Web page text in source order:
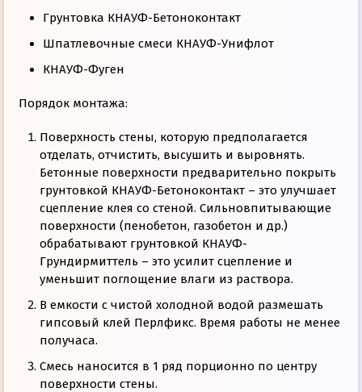
Грунтовка КНАУФ-Бетоноконтакт
Шпатлевочные смеси КНАУФ-Унифлот
КНАУФ-Фуген
Порядок монтажа:
Поверхность стены, которую предполагается
отделать, отчистить, высушить и выровнять.
Бетонные поверхности предварительно покрыть
грунтовкой КНАУФ-Бетоноконтакт – это улучшает
сцепление клея со стеной. Сильновпитывающие
поверхности (пенобетон, газобетон и др.)
обрабатывают грунтовкой КНАУФ-
Грундирмиттель – это усилит сцепление и
уменьшит поглощение влаги из раствора.
В емкости с чистой холодной водой размешать
гипсовый клей Перлфикс. Время работы не менее
получаса.
Смесь наносится в 1 ряд порционно по центру
поверхности стены.